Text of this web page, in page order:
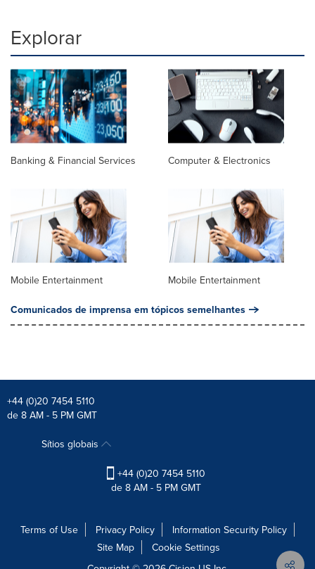
Explorar
Banking & Financial Services Computer & Electronics
Mobile Entertainment Mobile Entertainment
Comunicados de imprensa em tópicos semelhantes
+44 (0)20 7454 5110
de 8 AM - 5 PM GMT
Sítios globais
+44 (0)20 7454 5110
de 8 AM - 5 PM GMT
Terms of Use Privacy Policy
Information Security Policy
Site Map
Cookie Settings